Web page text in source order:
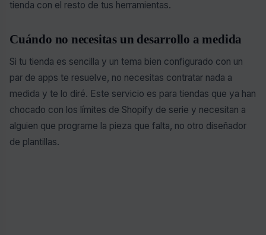
tienda con el resto de tus herramientas.
Cuándo no necesitas un desarrollo a medida
Si tu tienda es sencilla y un tema bien configurado con un
par de apps te resuelve, no necesitas contratar nada a
medida y te lo diré. Este servicio es para tiendas que ya han
chocado con los límites de Shopify de serie y necesitan a
alguien que programe la pieza que falta, no otro diseñador
de plantillas.